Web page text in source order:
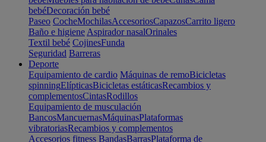
bebéDecoración bebé
Paseo CocheMochilasAccesoriosCapazosCarrito ligero
Baño e higiene Aspirador nasalOrinales
Textil bebé CojinesFunda
Seguridad Barreras
Deporte
Equipamiento de cardio Máquinas de remoBicicletas
spinningElípticasBicicletas estáticasRecambios y
complementosCintasRodillos
Equipamiento de musculación
BancosMancuernasMáquinasPlataformas
vibratoriasRecambios y complementos
Accesorios fitness BandasBarrasPlataforma de